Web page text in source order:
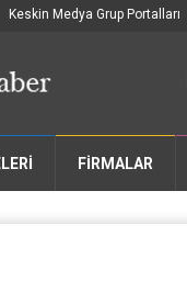
Keskin Medya Grup Portalları
FIRMALAR